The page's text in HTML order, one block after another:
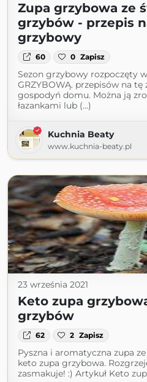
Zupa grzybowa ze
grzybów - przepis
grzybowy
60 0 Zapisz
Sezon grzybowy rozpoczęty
GRZYBOWĄ. przepisów na
gospodyń domu. Można ją
łazankami lub (...)
Kuchnia Beaty
www.kuchnia-beaty.pl
23 września 2021
Keto zupa
grzybów
62 2 Zapisz
Pyszna i aromatyczna zupa
keto zupa grzybowa.
zasmakuje! :) Artykuł Keto